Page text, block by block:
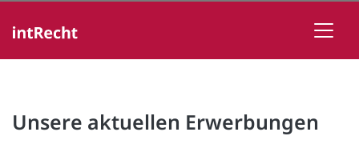
Unsere aktuellen Erwerbungen